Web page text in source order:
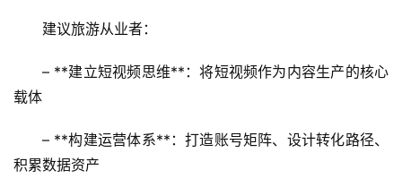
建议旅游从业者：
– **建立短视频思维**：将短视频作为内容生产的核心
载体
– **构建运营体系**：打造账号矩阵、设计转化路径、
积累数据资产